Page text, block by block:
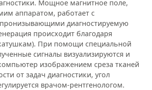
Мощное магнитное поле,
аппаратом, работает с
диагностируемую
происходит благодаря
При помощи специальной
сигналы визуализируются и
изображением среза тканей
от задач диагностики, угол
врачом-рентгенологом.